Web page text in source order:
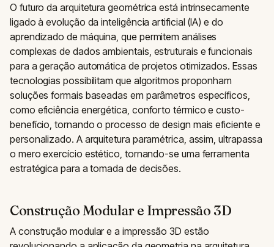
O futuro da arquitetura geométrica está intrinsecamente
ligado à evolução da inteligência artificial (IA) e do
aprendizado de máquina, que permitem análises
complexas de dados ambientais, estruturais e funcionais
para a geração automática de projetos otimizados. Essas
tecnologias possibilitam que algoritmos proponham
soluções formais baseadas em parâmetros específicos,
como eficiência energética, conforto térmico e custo-
benefício, tornando o processo de design mais eficiente e
personalizado. A arquitetura paramétrica, assim, ultrapassa
o mero exercício estético, tornando-se uma ferramenta
estratégica para a tomada de decisões.
Construção Modular e Impressão 3D
A construção modular e a impressão 3D estão